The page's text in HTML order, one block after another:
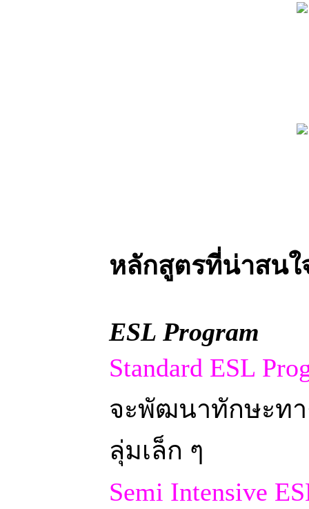
หลักสูตรที่น่าสนใ
ESL Program
Standard ESL
จะพัฒนาทักษะทา
ลุ่มเล็ก ๆ
Semi Intensive